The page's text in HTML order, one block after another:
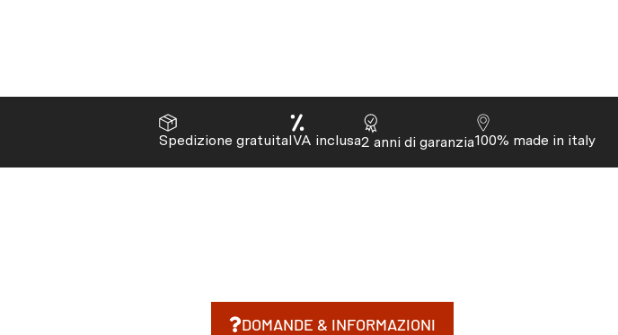
Spedizione gratuitaIVA inclusa2 anni di garanzia100% made in italy
DOMANDE & INFORMAZIONI